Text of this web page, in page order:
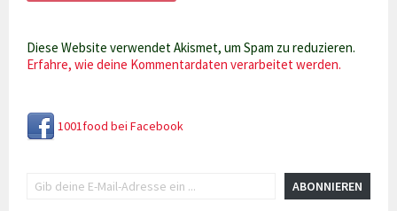
Diese Website verwendet Akismet, um Spam zu reduzieren.
Erfahre, wie deine Kommentardaten verarbeitet werden.
1001food bei Facebook
ABONNIEREN